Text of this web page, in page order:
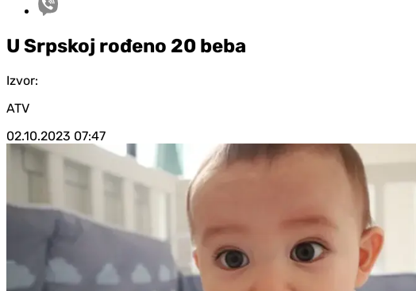
U Srpskoj rođeno 20 beba
Izvor:
ATV
02.10.2023 07:47